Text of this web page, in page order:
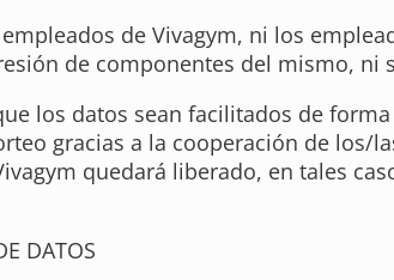
de Vivagym, ni los
de componentes del mismo, ni
los datos sean facilitados de
gracias a la cooperación de los/
quedará liberado, en tales
DATOS